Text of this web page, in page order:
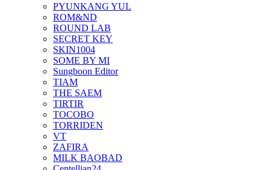
PYUNKANG YUL
ROM&ND
ROUND LAB
SECRET KEY
SKIN1004
SOME BY MI
Sungboon Editor
TIAM
THE SAEM
TIRTIR
TOCOBO
TORRIDEN
VT
ZAFIRA
MILK BAOBAD